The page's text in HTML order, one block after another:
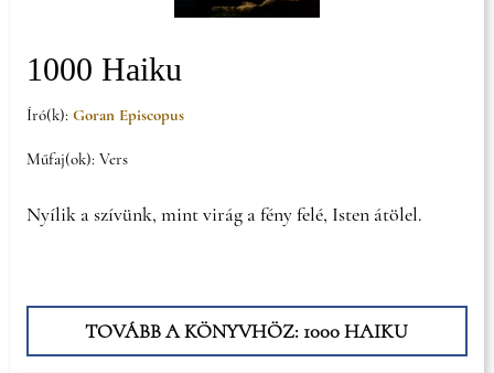
1000 Haiku
Író(k): Goran Episcopus
Műfaj(ok): Vers
Nyílik a szívünk, mint virág a fény felé, Isten átölel.
TOVÁBB A KÖNYVHÖZ: 1000 HAIKU